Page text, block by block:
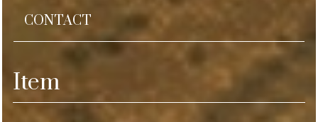
CONTACT
Item